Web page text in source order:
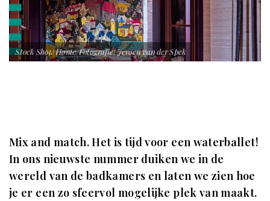
Stock Show Home. Fotografie: Jeroen van der Spek
Mix and match. Het is tijd voor een waterballet!
In ons nieuwste nummer duiken we in de
wereld van de badkamers en laten we zien hoe
je er een zo sfeervol mogelijke plek van maakt.